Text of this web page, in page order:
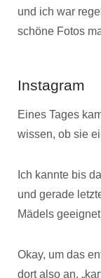
und ich war
schöne Fotos
Instagram
Eines Tages
wissen, ob sie
Ich kannte bis
und gerade
Mädels
Okay, um das
dort also an.